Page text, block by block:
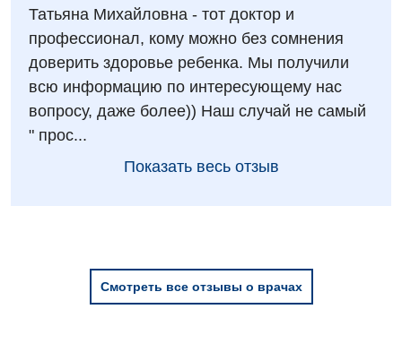
Педиатрия
Татьяна Михайловна - тот доктор и
профессионал, кому можно без сомнения
доверить здоровье ребенка. Мы получили
всю информацию по интересующему нас
вопросу, даже более)) Наш случай не самый
" прос...
Показать весь отзыв
Смотреть все отзывы о врачах